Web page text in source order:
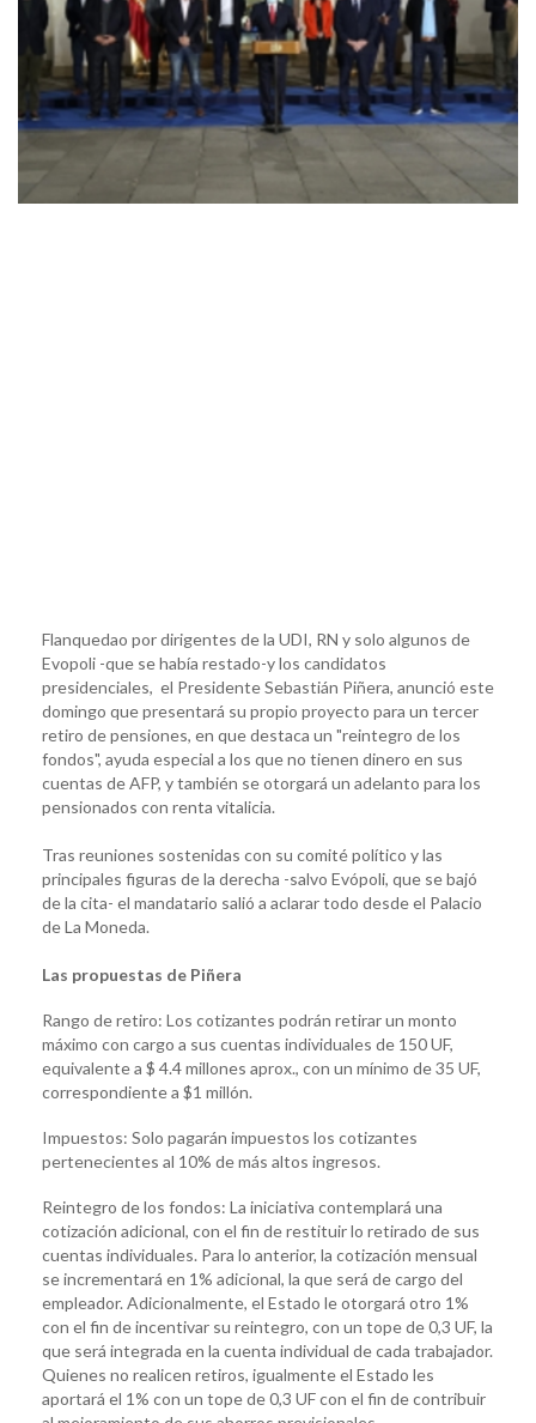
Flanquedao por dirigentes de la UDI, RN y solo algunos de
Evopoli -que se había restado-y los candidatos
presidenciales, el Presidente Sebastián Piñera, anunció este
domingo que presentará su propio proyecto para un tercer
retiro de pensiones, en que destaca un "reintegro de los
fondos", ayuda especial a los que no tienen dinero en sus
cuentas de AFP, y también se otorgará un adelanto para los
pensionados con renta vitalicia.
Tras reuniones sostenidas con su comité político y las
principales figuras de la derecha -salvo Evópoli, que se bajó
de la cita- el mandatario salió a aclarar todo desde el Palacio
de La Moneda.
Las propuestas de Piñera
Rango de retiro: Los cotizantes podrán retirar un monto
máximo con cargo a sus cuentas individuales de 150 UF,
equivalente a $ 4.4 millones aprox., con un mínimo de 35 UF,
correspondiente a $1 millón.
Impuestos: Solo pagarán impuestos los cotizantes
pertenecientes al 10% de más altos ingresos.
Reintegro de los fondos: La iniciativa contemplará una
cotización adicional, con el fin de restituir lo retirado de sus
cuentas individuales. Para lo anterior, la cotización mensual
se incrementará en 1% adicional, la que será de cargo del
empleador. Adicionalmente, el Estado le otorgará otro 1%
con el fin de incentivar su reintegro, con un tope de 0,3 UF, la
que será integrada en la cuenta individual de cada trabajador.
Quienes no realicen retiros, igualmente el Estado les
aportará el 1% con un tope de 0,3 UF con el fin de contribuir